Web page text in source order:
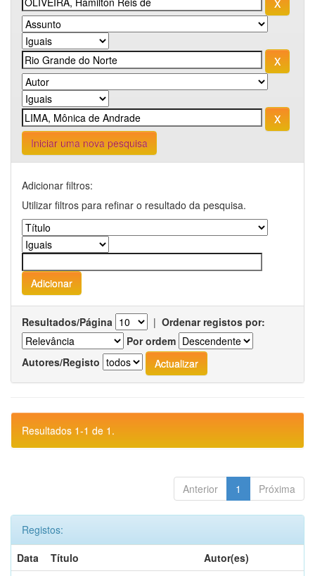
Iniciar uma nova pesquisa
Adicionar filtros:
Utilizar filtros para refinar o resultado da pesquisa.
Resultados/Página | Ordenar registos por:
Por ordem
Autores/Registo
Resultados 1-1 de 1.
Anterior 1 Próxima
Registos:
Data
Título
Autor(es)